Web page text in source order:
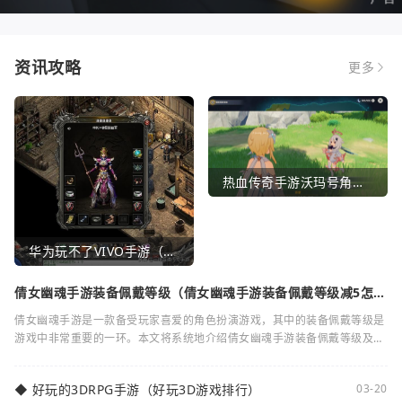
资讯攻略 更多
华为玩不了VIVO手游（华为玩不了VIVO手游怎么办）
热血传奇手游沃玛号角（热血传奇沃玛装备隐藏属性）
倩女幽魂手游装备佩戴等级（倩女幽魂手游装备佩戴等级减5怎么
倩女幽魂手游是一款备受玩家喜爱的角色扮演游戏，其中的装备佩戴等级是
游戏中非常重要的一环。本文将系统地介绍倩女幽魂手游装备佩戴等级及其
◆ 好玩的3DRPG手游（好玩3D游戏排行） 03-20